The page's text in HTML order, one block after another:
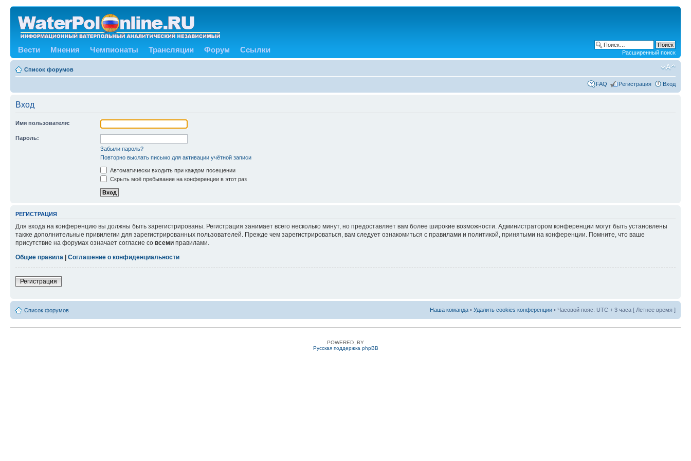
Вести Мнения Чемпионаты Трансляции Форум Ссылки Расширенный поиск
Список форумов
FAQ Регистрация Вход
Вход
Имя пользователя:
Пароль:
Забыли пароль?
Повторно выслать письмо для активации учётной записи
Автоматически входить при каждом посещении
Скрыть моё пребывание на конференции в этот раз
РЕГИСТРАЦИЯ
Для входа на конференцию вы должны быть зарегистрированы. Регистрация занимает всего несколько минут, но предоставляет вам более широкие возможности. Администратором конференции могут быть установлены
также дополнительные привилегии для зарегистрированных пользователей. Прежде чем зарегистрироваться, вам следует ознакомиться с правилами и политикой, принятыми на конференции. Помните, что ваше
присутствие на форумах означает согласие со всеми правилами.
Общие правила | Соглашение о конфиденциальности
Регистрация
Список форумов Наша команда • Удалить cookies конференции • Часовой пояс: UTC + 3 часа [ Летнее время ]
POWERED_BY
Русская поддержка phpBB